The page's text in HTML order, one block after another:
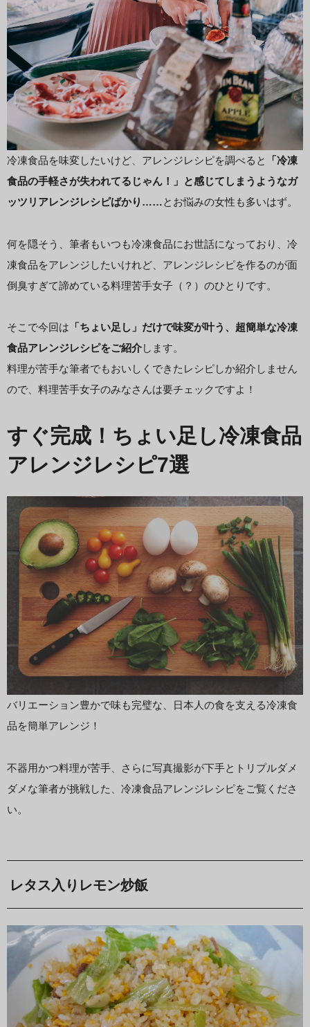
冷凍食品を味変したいけど、アレンジレシピを調べると
「冷凍
食品の手軽さが失われてるじゃん！」と感じてしまうようなガ
ッツリアレンジレシピばかり……とお悩みの女性も多いはず。
何を隠そう、筆者もいつも冷凍食品にお世話になっており、冷
凍食品をアレンジしたいけれど、アレンジレシピを作るのが面
倒臭すぎて諦めている料理苦手女子（？）のひとりです。
そこで今回は 「ちょい足し」だけで味変が叶う、超簡単な冷凍
食品アレンジレシピをご紹介します。
料理が苦手な筆者でもおいしくできたレシピしか紹介しません
ので、料理苦手女子のみなさんは要チェックですよ！
すぐ完成！ちょい足し冷凍食品
アレンジレシピ7選
バリエーション豊かで味も完璧な、日本人の食を支える冷凍食
品を簡単アレンジ！
不器用かつ料理が苦手、さらに写真撮影が下手とトリプルダメ
ダメな筆者が挑戦した、冷凍食品アレンジレシピをご覧くださ
い。
レタス入りレモン炒飯